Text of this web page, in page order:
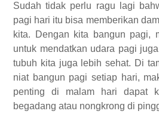
Sudah tidak perlu ragu lagi
pagi hari itu bisa memberikan
kita. Dengan kita bangun pagi,
untuk mendatkan udara pagi
tubuh kita juga lebih sehat. Di
niat bangun pagi setiap hari,
penting di malam hari dapat
begadang atau nongkrong di